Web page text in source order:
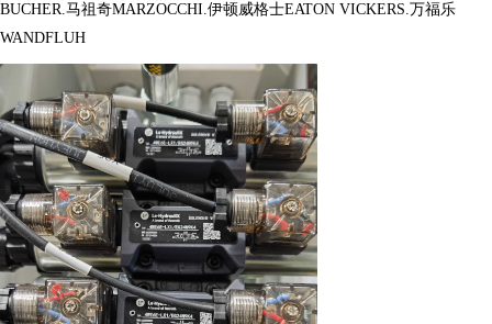
XX养生馆结合的生物产品研发联盟，被中国科技部认定为高新技术企业、被商务部认
可为国际信用资质。自进入中国市场以来成功推出唯美度、奥瑞拉、芭特尔芙莱、梦
颜堂四大品牌，服务高、中、低端消费群。唯美度科技（北京）有限公司凭借独特的
商业模式和对中国消费者以及行业市场的准确把握，行销网络遍及中国各大省份。
BUCHER.马祖奇MARZOCCHI.伊顿威格士EATON VICKERS.万福乐
WANDFLUH